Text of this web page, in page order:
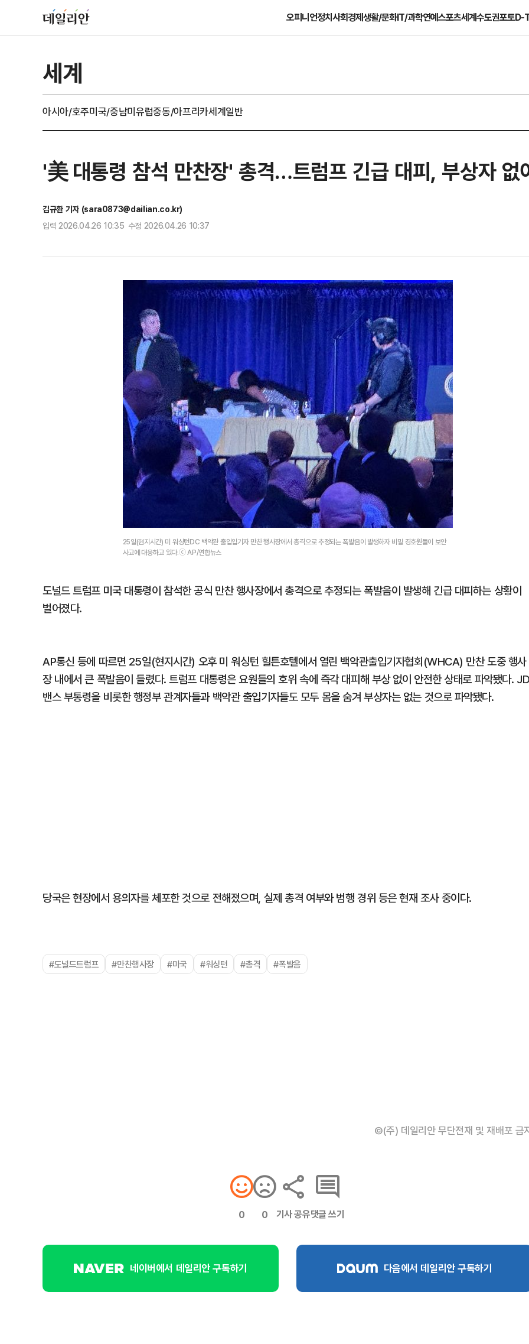
오피니언정치사회경제생활/문화IT/과학연예스포츠세계수도권포토D-
세계
아시아/호주미국/중남미유럽중동/아프리카세계일반
'美 대통령 참석 만찬장' 총격…트럼프 긴급 대피, 부상자 없
김규환 기자 (sara0873@dailian.co.kr)
입력 2026.04.26 10:35 수정 2026.04.26 10:37
25일(현지시간) 미 워싱턴DC 백악관 출입입기자 만찬 행사장에서 총격으로 추정되는 폭발음이 발생하자 비밀 경호원들이 보안
사고에 대응하고 있다.ⓒ AP/연합뉴스
도널드 트럼프 미국 대통령이 참석한 공식 만찬 행사장에서 총격으로 추정되는 폭발음이 발생해 긴급 대피하는 상황이
벌어졌다.
AP통신 등에 따르면 25일(현지시간) 오후 미 워싱턴 힐튼호텔에서 열린 백악관출입기자협회(WHCA) 만찬 도중 행사
장 내에서 큰 폭발음이 들렸다. 트럼프 대통령은 요원들의 호위 속에 즉각 대피해 부상 없이 안전한 상태로 파악됐다.
밴스 부통령을 비롯한 행정부 관계자들과 백악관 출입기자들도 모두 몸을 숨겨 부상자는 없는 것으로 파악됐다.
당국은 현장에서 용의자를 체포한 것으로 전해졌으며, 실제 총격 여부와 범행 경위 등은 현재 조사 중이다.
#도널드트럼프 #만찬행사장 #미국 #워싱턴 #총격 #폭발음
©(주) 데일리안 무단전재 및 재배포 금
0 0 기사 공유댓글 쓰기
네이버에서 데일리안 구독하기 다음에서 데일리안 구독하기
1
[단독] 천하람, 국회의원 최초
2박 3일 '입소'…각개전투·야
2
송영길·김민석, '조희대 탄핵'
법사위원들 "즉시 대법관 제
3
"편해서 매일 신었는데"...전문
'크록스'의 숨은 위험
4
하닉 프리마켓 하한가 논란
일부터 상·하한가 주문금지"
5
'국장만 하라고?'…ISA 세제
'부글부글'